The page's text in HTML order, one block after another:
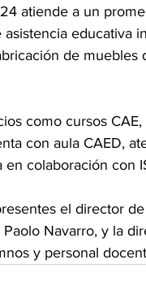
atiende a un
educativa
de
como cursos
con aula CAED,
colaboración con
el director
Navarro, y la
y personal